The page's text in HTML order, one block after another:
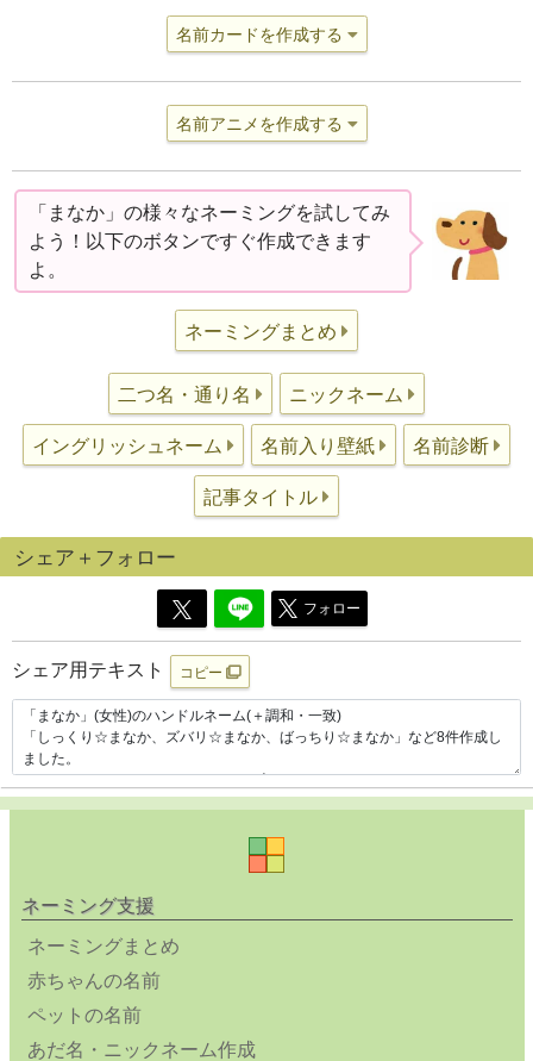
名前カードを作成する
名前アニメを作成する
「まなか」の様々なネーミングを試してみ
よう！以下のボタンですぐ作成できます
よ。
ネーミングまとめ
二つ名・通り名 ニックネーム
イングリッシュネーム 名前入り壁紙 名前診断
記事タイトル
シェア＋フォロー
フォロー
シェア用テキスト コピー
ネーミング支援
ネーミングまとめ
赤ちゃんの名前
ペットの名前
あだ名・ニックネーム作成